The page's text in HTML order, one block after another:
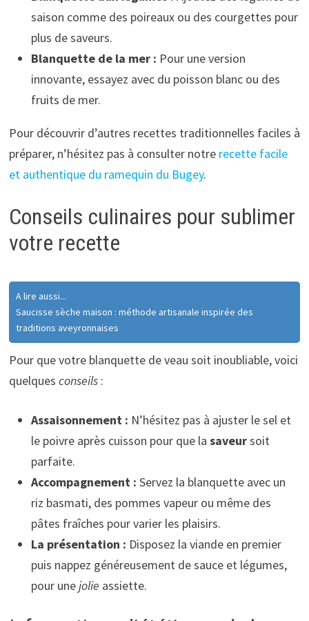
saison comme des poireaux ou des courgettes pour
plus de saveurs.
Blanquette de la mer : Pour une version
innovante, essayez avec du poisson blanc ou des
fruits de mer.
Pour découvrir d’autres recettes traditionnelles faciles à
préparer, n’hésitez pas à consulter notre recette facile
et authentique du ramequin du Bugey.
Conseils culinaires pour sublimer
votre recette
A lire aussi...
Saucisse sèche maison : méthode artisanale inspirée des
traditions aveyronnaises
Pour que votre blanquette de veau soit inoubliable, voici
quelques conseils:
Assaisonnement : N’hésitez pas à ajuster le sel et
le poivre après cuisson pour que la saveursoit
parfaite.
Accompagnement : Servez la blanquette avec un
riz basmati, des pommes vapeur ou même des
pâtes fraîches pour varier les plaisirs.
La présentation : Disposez la viande en premier
puis nappez généreusement de sauce et légumes,
pour unejolie assiette.